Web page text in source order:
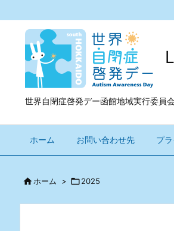
世界自閉症啓発デー函館地域実行委員
ホーム お問い合わせ先 プ
ホーム > 2025